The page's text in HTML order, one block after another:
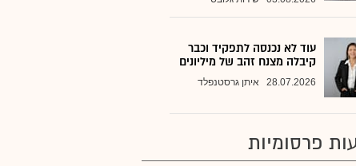
עוד לא נכנסה לתפקיד וכבר
קיבלה מצנח זהב של מיליונים
28.07.2026 איתן גרסטנפלד
פרסומיות